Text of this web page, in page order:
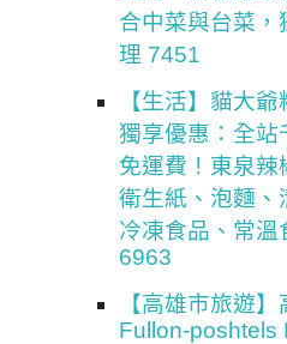
合中菜與台菜，
理 7451
【生活】貓大
獨享優惠：全站
免運費！東泉辣
衛生紙、泡麵、
冷凍食品、常溫
6963
【高雄市旅遊
Fullon-poshtels